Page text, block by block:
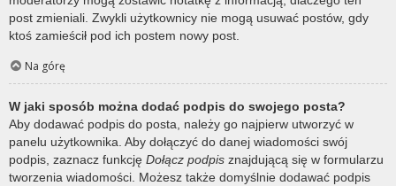
post zmieniali. Zwykli użytkownicy nie mogą usuwać postów, gdy
ktoś zamieścił pod ich postem nowy post.
Na górę
W jaki sposób można dodać podpis do swojego posta?
Aby dodawać podpis do posta, należy go najpierw utworzyć w
panelu użytkownika. Aby dołączyć do danej wiadomości swój
podpis, zaznacz funkcję Dołącz podpis znajdującą się w formularzu
tworzenia wiadomości. Możesz także domyślnie dodawać podpis